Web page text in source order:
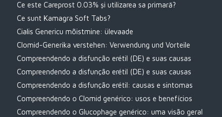
Ce este Careprost 0.03% și utilizarea sa primară?
Ce sunt Kamagra Soft Tabs?
Cialis Genericu mõistmine: ülevaade
Clomid-Generika verstehen: Verwendung und Vorteile
Compreendendo a disfunção erétil (DE) e suas causas
Compreendendo a disfunção erétil (DE) e suas causas
Compreendendo a disfunção erétil: causas e sintomas
Compreendendo o Clomid genérico: usos e benefícios
Compreendendo o Glucophage genérico: uma visão geral